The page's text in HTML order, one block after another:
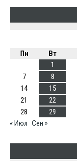
Пн
Вт
1
7
8
14
15
21
22
28
29
« Июл Сен »